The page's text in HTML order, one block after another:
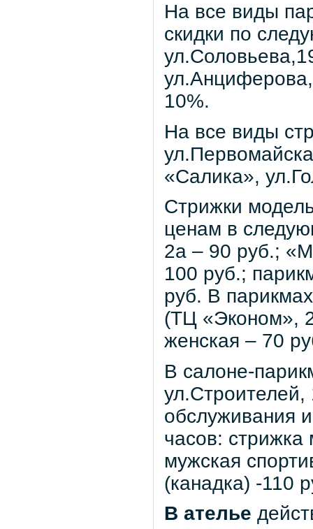
На все виды
скидки по
10%.
На все виды
«Салика»,
Стрижки
ценам в
2а – 90 руб.;
100 руб.;
руб. В
(ТЦ «Эконом»,
женская – 70
В салоне-
ул.Строителей,
обслуживания
часов: стрижка
мужская
(канадка) -110
В ателье